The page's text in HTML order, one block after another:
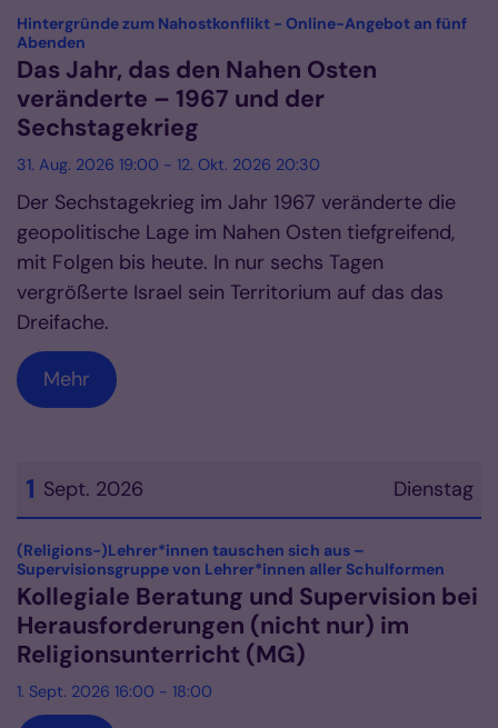
Datum: 31. August 2026
Hintergründe zum Nahostkonflikt - Online-Angebot an fünf
Abenden
Das Jahr, das den Nahen Osten
veränderte – 1967 und der
Sechstagekrieg
31. Aug. 2026 19:00 - 12. Okt. 2026 20:30
Der Sechstagekrieg im Jahr 1967 veränderte die
geopolitische Lage im Nahen Osten tiefgreifend,
mit Folgen bis heute. In nur sechs Tagen
vergrößerte Israel sein Territorium auf das das
Dreifache.
Mehr
Dienstag
1 Sept. 2026
Datum: 1. September 2026
(Religions-)Lehrer*innen tauschen sich aus –
Supervisionsgruppe von Lehrer*innen aller Schulformen
Kollegiale Beratung und Supervision bei
Herausforderungen (nicht nur) im
Religionsunterricht (MG)
1. Sept. 2026 16:00 - 18:00